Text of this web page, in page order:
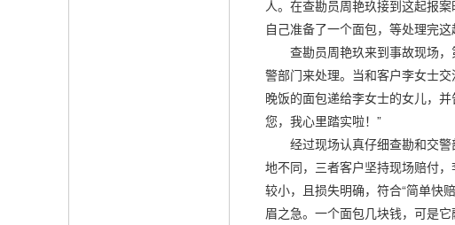
人。在查勘员周艳玖接到这起报
自己准备了一个面包，等处理完
查勘员周艳玖来到事故现场，
警部门来处理。当和客户李女士
晚饭的面包递给李女士的女儿，
您，我心里踏实啦！”
经过现场认真仔细查勘和交警
地不同，三者客户坚持现场赔付
较小，且损失明确，符合“简单快
眉之急。一个面包几块钱，可是